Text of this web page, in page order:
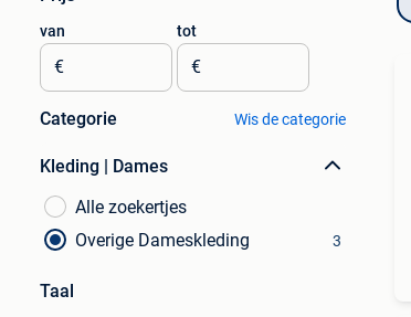
van
€
tot
€
Categorie Wis de categorie
Kleding | Dames
Alle zoekertjes
Overige Dameskleding
3
Taal